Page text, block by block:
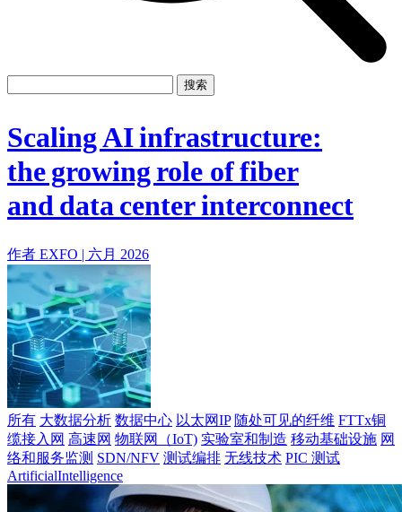
册录
司
招
聘
启
合
作
伙
伴
供
应
商
Scaling AI infrastructure:
the growing role of fiber
and data center interconnect
作者 EXFO | 六月 2026
所有 大数据分析 数据中心 以太网IP 随处可见的纤维 FTTx铜
缆接入网 高速网 物联网（IoT) 实验室和制造 移动基础设施 网
络和服务监测 SDN/NFV 测试编排 无线技术 PIC 测试
ArtificialIntelligence